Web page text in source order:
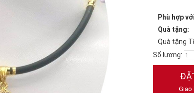
Phù hợp
Quà tặng:
Quà tặng
Số lượng:
Giao